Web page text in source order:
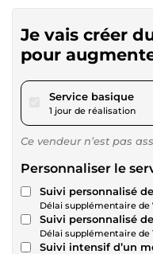
Je vais créer
pour
Service basique
1 jour de réalisation
Ce vendeur n’est pas
Personnaliser le
Suivi personnalisé
Délai supplémentaire de
Suivi personnalisé
Délai supplémentaire de
Suivi intensif d’un